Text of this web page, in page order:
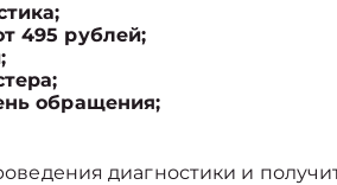
495 рублей;
обращения;
диагностики и